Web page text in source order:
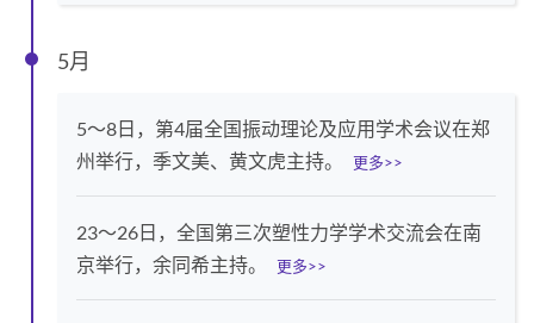
5月
5～8日，第4届全国振动理论及应用学术会议在郑
州举行，季文美、黄文虎主持。
更多>>
23～26日，全国第三次塑性力学学术交流会在南
京举行，余同希主持。
更多>>